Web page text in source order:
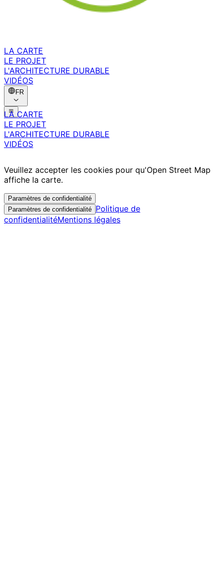
LA CARTE
LE PROJET
L'ARCHITECTURE DURABLE
VIDÉOS
FR
LA CARTE
LE PROJET
L'ARCHITECTURE DURABLE
VIDÉOS
Veuillez accepter les cookies pour qu'Open Street Map
affiche la carte.
Paramètres de confidentialité
Paramètres de confidentialité Politique de
confidentialitéMentions légales